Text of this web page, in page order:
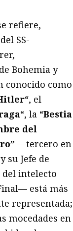
refiere,
SS-
Bohemia y
conocido como
“, el
“, la “Bestia
del
—tercero en
su Jefe de
del intelecto
está más
representada;
mocedades en